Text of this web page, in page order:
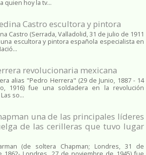
quien hoy la tv...
Castro escultora y pintora
Castro (Serrada, Valladolid, 31 de julio de 1911
una escultora y pintora española especialista en
revolucionaria mexicana
alias "Pedro Herrera" (29 de Junio, 1887 - 14
1916) fue una soldadera en la revolución
so...
una de las principales líderes
de las cerilleras que tuvo lugar
(de soltera Chapman; Londres, 31 de